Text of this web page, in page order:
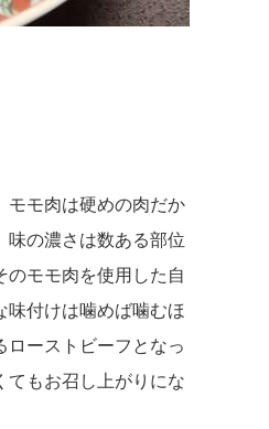
モモ肉は硬めの肉だか
味の濃さは数ある部位
のモモ肉を使用した自
味付けは噛めば噛むほ
ローストビーフとなっ
てもお召し上がりにな